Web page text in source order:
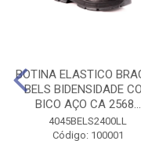
BOTINA ELASTICO
BELS BIDENSIDADE
BICO AÇO CA 2568...
4045BELS2400LL
Código: 100001